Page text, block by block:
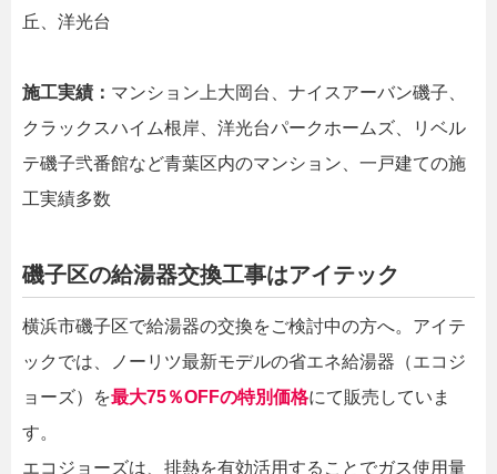
丘、洋光台
施工実績： マンション上大岡台、ナイスアーバン磯子、
クラックスハイム根岸、洋光台パークホームズ、リベル
テ磯子弐番館など青葉区内のマンション、一戸建ての施
工実績多数
磯子区の給湯器交換工事はアイテック
横浜市磯子区で給湯器の交換をご検討中の方へ。アイテ
ックでは、ノーリツ最新モデルの省エネ給湯器（エコジ
ョーズ）を最大75％OFFの特別価格にて販売していま
す。
エコジョーズは、排熱を有効活用することでガス使用量